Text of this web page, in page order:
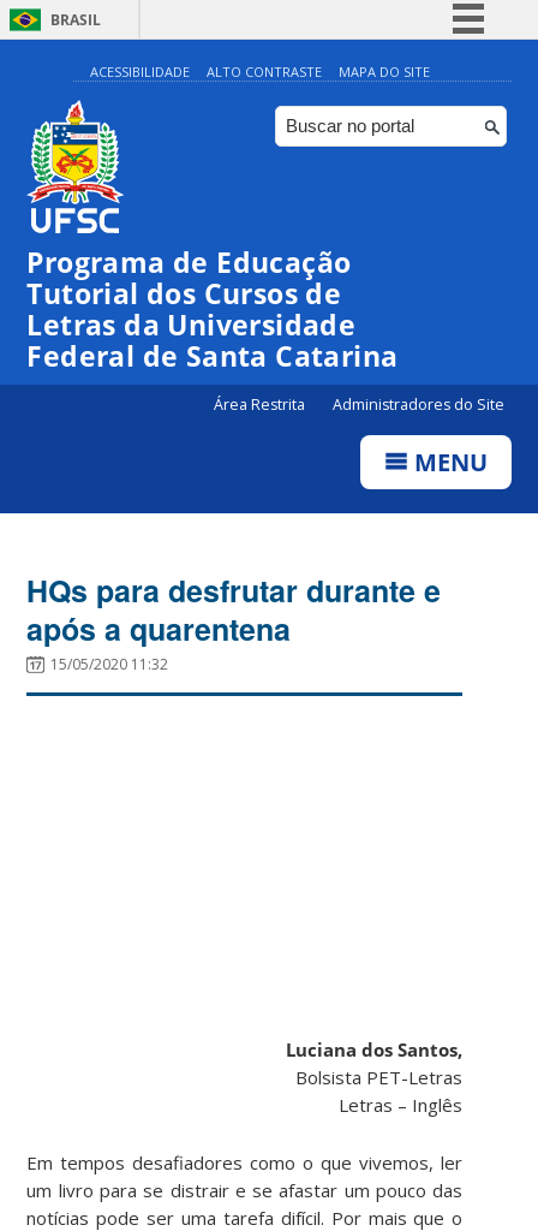
BRASIL
Simplifique!
Comunica BR
Participe
ACESSIBILIDADE ALTO CONTRASTE MAPA DO SITE
Programa de Educação
Tutorial dos Cursos de
Letras da Universidade
Federal de Santa Catarina
Área Restrita Administradores do Site
MENU
HQs para desfrutar durante e
após a quarentena
15/05/2020 11:32
Luciana dos Santos,
Bolsista PET-Letras
Letras – Inglês
Em tempos desafiadores como o que vivemos, ler
um livro para se distrair e se afastar um pouco das
notícias pode ser uma tarefa difícil. Por mais que o